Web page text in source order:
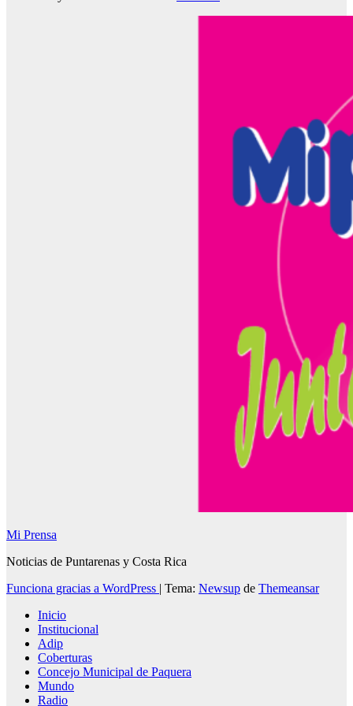
Mi Prensa
Noticias de Puntarenas y Costa Rica
Funciona gracias a WordPress | Tema: Newsup de Themeansar
Inicio
Institucional
Adip
Coberturas
Concejo Municipal de Paquera
Mundo
Radio